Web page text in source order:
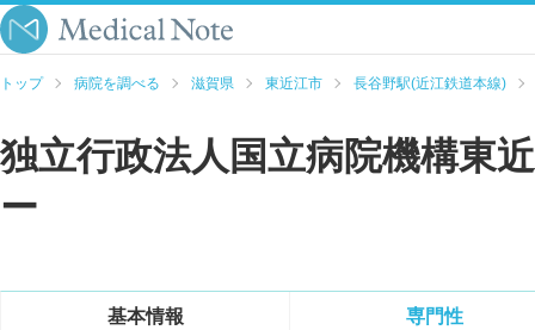
トップ 病院を調べる 滋賀県 東近江市 長谷野駅(近江鉄道本線)
独立行政法人国立病院機構東
ー
基本情報 専門性